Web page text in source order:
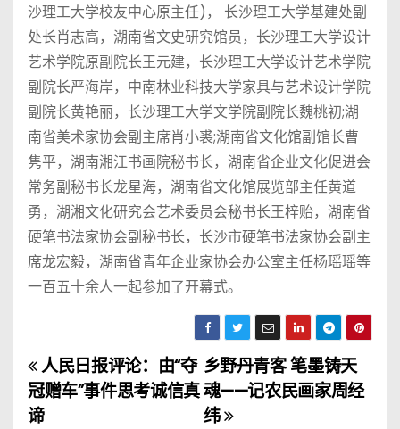
沙理工大学校友中心原主任)， 长沙理工大学基建处副
处长肖志高，湖南省文史研究馆员，长沙理工大学设计
艺术学院原副院长王元建，长沙理工大学设计艺术学院
副院长严海岸，中南林业科技大学家具与艺术设计学院
副院长黄艳丽，长沙理工大学文学院副院长魏桃初;湖
南省美术家协会副主席肖小裘;湖南省文化馆副馆长曹
隽平，湖南湘江书画院秘书长，湖南省企业文化促进会
常务副秘书长龙星海，湖南省文化馆展览部主任黄道
勇，湖湘文化研究会艺术委员会秘书长王梓贻，湖南省
硬笔书法家协会副秘书长，长沙市硬笔书法家协会副主
席龙宏毅，湖南省青年企业家协会办公室主任杨瑶瑶等
一百五十余人一起参加了开幕式。
文
章
乡野丹青客 笔墨铸天
魂——记农民画家周经
纬
人民日报评论：由“夺
冠赠车”事件思考诚信真
谛